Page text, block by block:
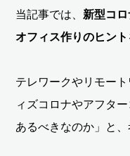
当記事では、 新型コ
オフィス作りのヒント
テレワークやリモー
ィズコロナやアフタ
あるべきなのか」と